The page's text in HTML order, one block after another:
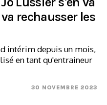
rechausser les
intérim depuis un mois,
en tant qu'entraineur
30 NOVEMBRE 2023